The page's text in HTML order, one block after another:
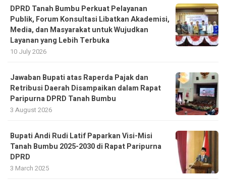
DPRD Tanah Bumbu Perkuat Pelayanan
Publik, Forum Konsultasi Libatkan Akademisi,
Media, dan Masyarakat untuk Wujudkan
Layanan yang Lebih Terbuka
10 July 2026
Jawaban Bupati atas Raperda Pajak dan
Retribusi Daerah Disampaikan dalam Rapat
Paripurna DPRD Tanah Bumbu
3 August 2026
Bupati Andi Rudi Latif Paparkan Visi-Misi
Tanah Bumbu 2025-2030 di Rapat Paripurna
DPRD
3 March 2025